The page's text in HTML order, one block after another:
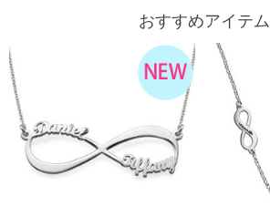
おすすめアイテム